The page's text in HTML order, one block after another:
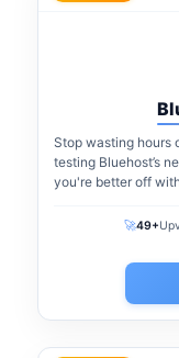
Stop wasting hours
testing Bluehost’s
you're better off
🚀49+